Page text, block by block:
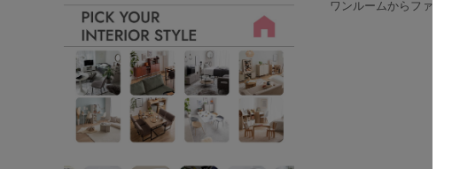
ワンルームからファミ